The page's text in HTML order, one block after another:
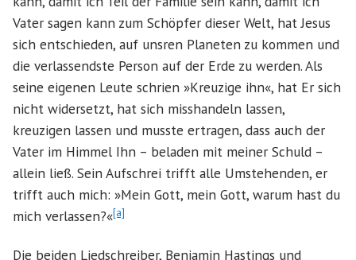
Vater sagen kann zum Schöpfer dieser Welt, hat Jesus
sich entschieden, auf unsren Planeten zu kommen und
die verlassendste Person auf der Erde zu werden. Als
seine eigenen Leute schrien »Kreuzige ihn«, hat Er sich
nicht widersetzt, hat sich misshandeln lassen,
kreuzigen lassen und musste ertragen, dass auch der
Vater im Himmel Ihn – beladen mit meiner Schuld –
allein ließ. Sein Aufschrei trifft alle Umstehenden, er
trifft auch mich: »Mein Gott, mein Gott, warum hast du
mich verlassen?«[a]
Die beiden Liedschreiber, Benjamin Hastings und